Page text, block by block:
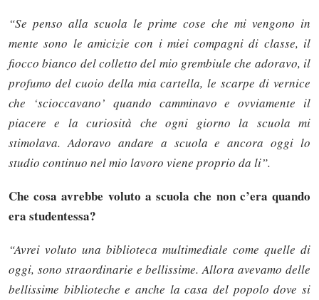
“Se penso alla scuola le prime cose che mi vengono in
mente sono le amicizie con i miei compagni di classe, il
fiocco bianco del colletto del mio grembiule che adoravo, il
profumo del cuoio della mia cartella, le scarpe di vernice
che ‘scioccavano’ quando camminavo e ovviamente il
piacere e la curiosità che ogni giorno la scuola mi
stimolava. Adoravo andare a scuola e ancora oggi lo
studio continuo nel mio lavoro viene proprio da li”.
Che cosa avrebbe voluto a scuola che non c’era quando
era studentessa?
“Avrei voluto una biblioteca multimediale come quelle di
oggi, sono straordinarie e bellissime. Allora avevamo delle
bellissime biblioteche e anche la casa del popolo dove si